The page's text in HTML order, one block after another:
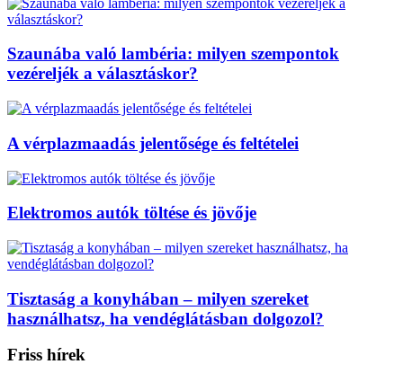
Szaunába való lambéria: milyen szempontok
vezéreljék a választáskor?
A vérplazmaadás jelentősége és feltételei
Elektromos autók töltése és jövője
Tisztaság a konyhában – milyen szereket
használhatsz, ha vendéglátásban dolgozol?
Friss hírek